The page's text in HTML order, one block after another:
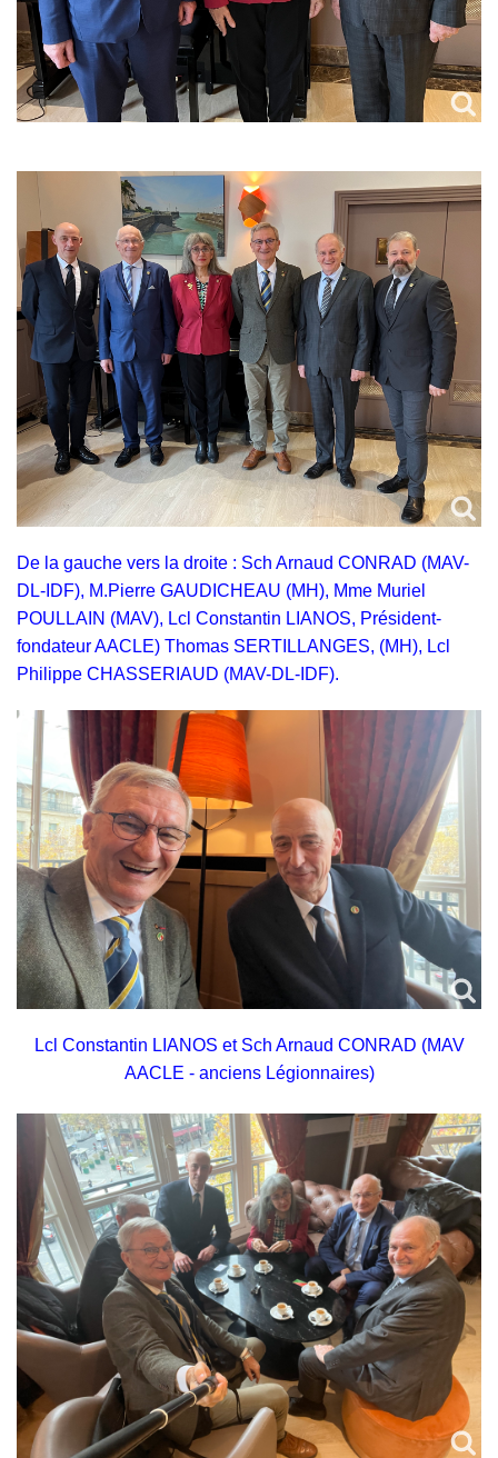
De la gauche vers la droite : Sch Arnaud CONRAD (MAV-
DL-IDF), M.Pierre GAUDICHEAU (MH), Mme Muriel
POULLAIN (MAV), Lcl Constantin LIANOS, Président-
fondateur AACLE) Thomas SERTILLANGES, (MH), Lcl
Philippe CHASSERIAUD (MAV-DL-IDF).
Lcl Constantin LIANOS et Sch Arnaud CONRAD (MAV
AACLE - anciens Légionnaires)